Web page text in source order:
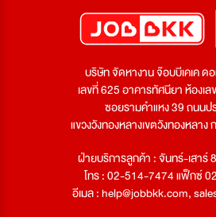
บริษัท จัดหางาน จ๊อบบีเคเค ด
เลขที่ 625 อาคารทัศนียา ห้องเ
ซอยรามคำแหง 39 ถนนป
แขวงวังทองหลางเขตวังทองหลา
ฝ่ายบริการลูกค้า : จันทร์-เสาร์
โทร : 02-514-7474 แฟ็กซ์
อีเมล :help@jobbkk.com,